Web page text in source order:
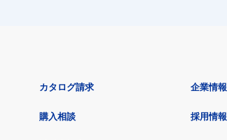
カタログ請求
購入相談
企業情報
採用情報